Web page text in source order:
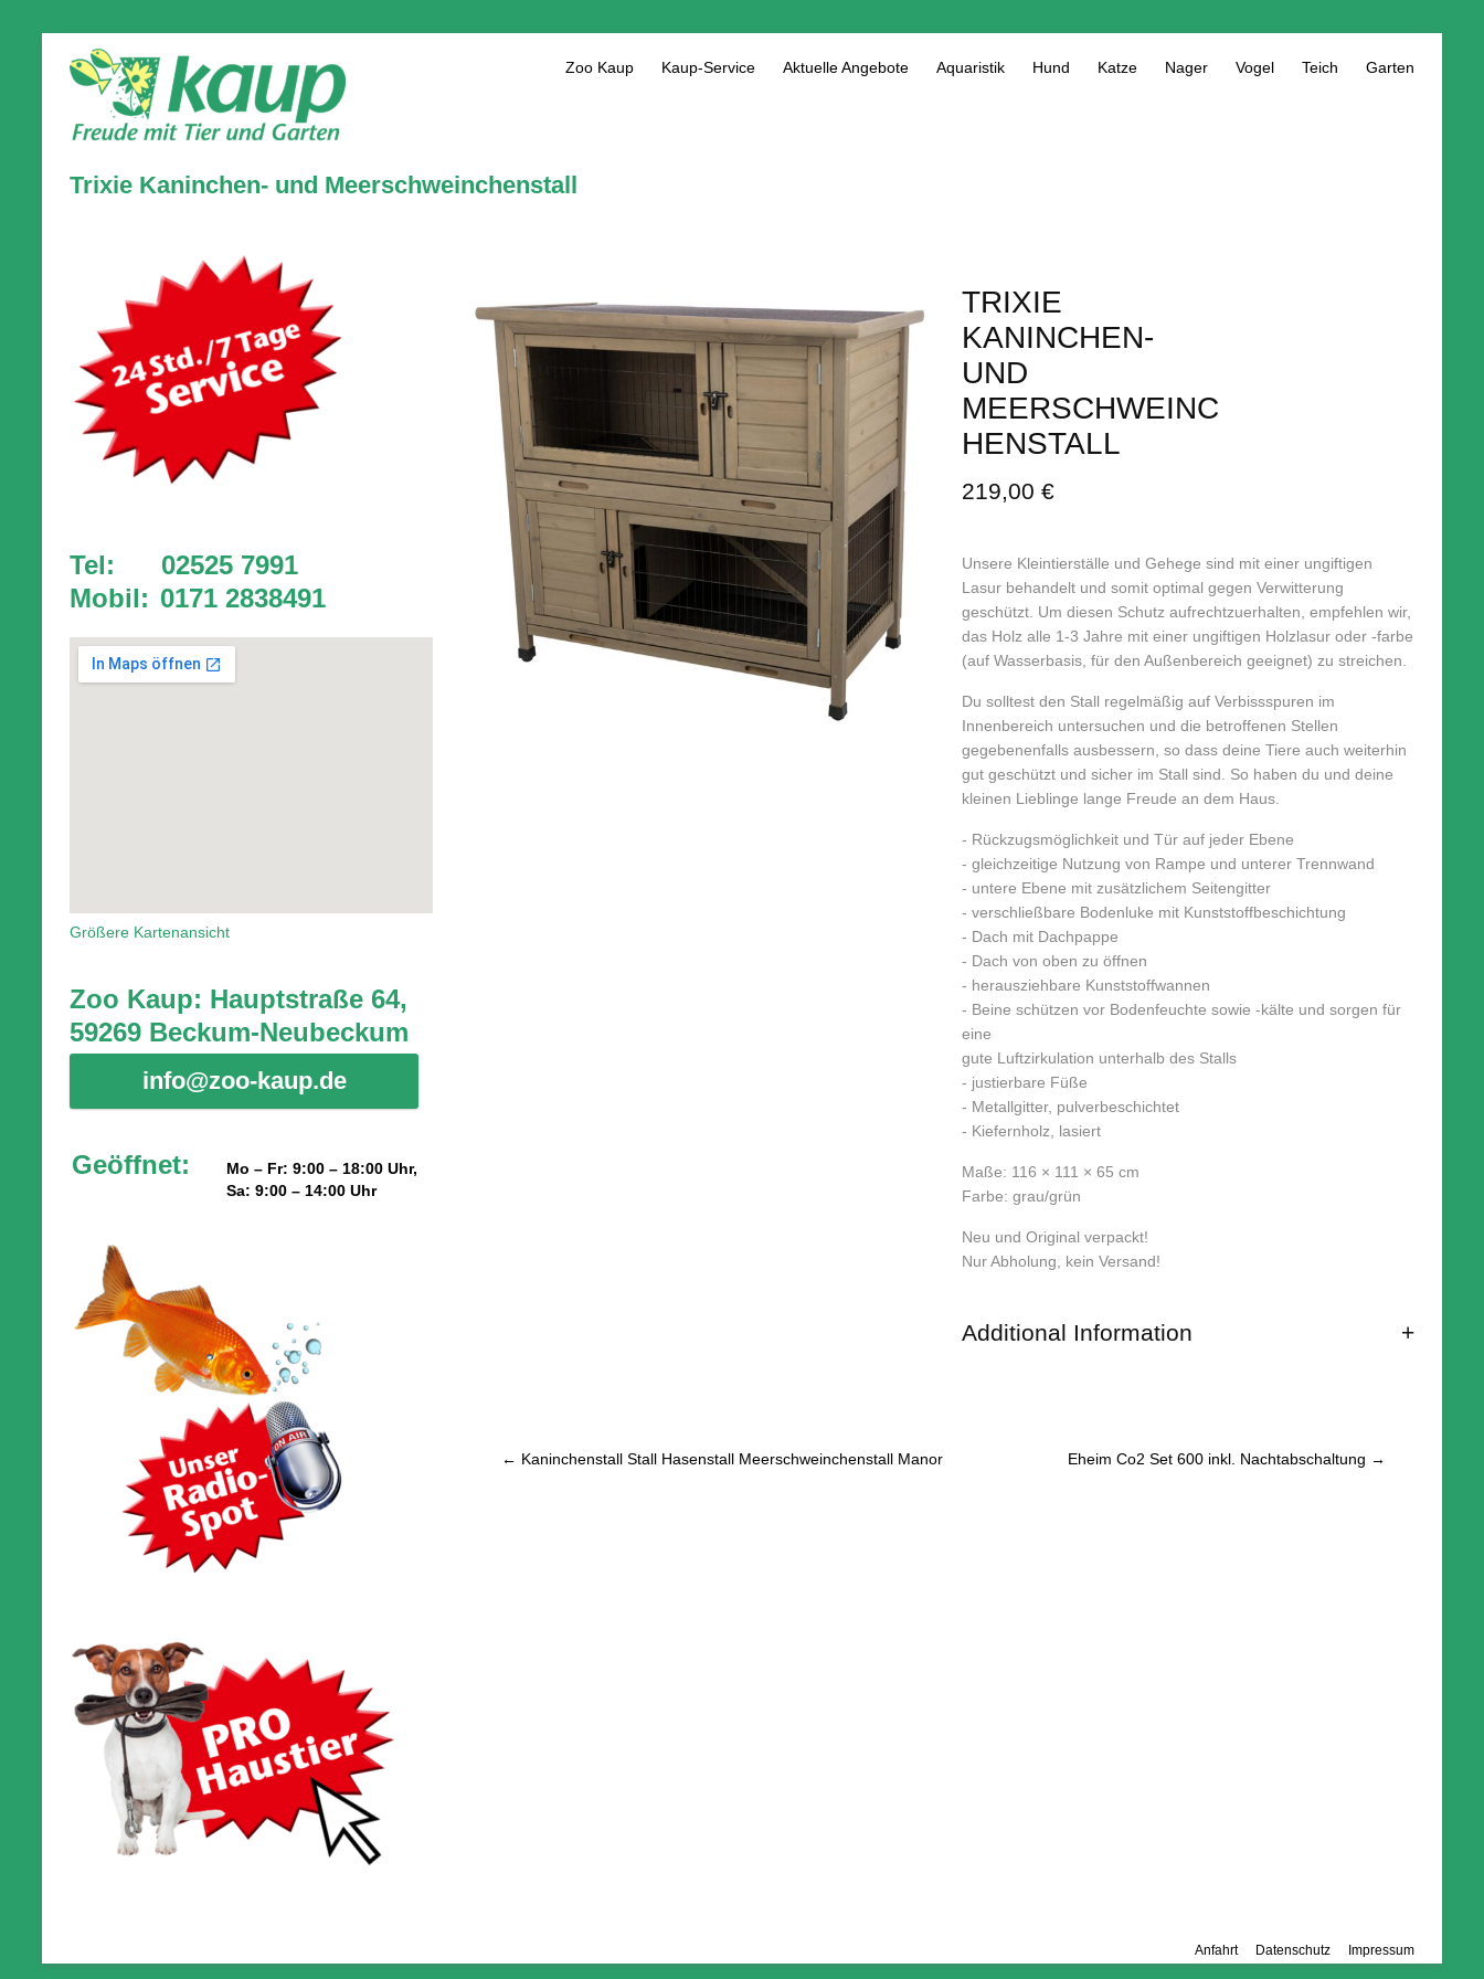
Zoo Kaup Kaup-Service Aktuelle Angebote Aquaristik Hund Katze Nager Vogel Teich Garten
Trixie Kaninchen- und Meerschweinchenstall
TRIXIE
KANINCHEN-
UND
MEERSCHWEINC
HENSTALL
219,00 €
Unsere Kleintierställe und Gehege sind mit einer ungiftigen
Lasur behandelt und somit optimal gegen Verwitterung
geschützt. Um diesen Schutz aufrechtzuerhalten, empfehlen wir,
das Holz alle 1-3 Jahre mit einer ungiftigen Holzlasur oder -farbe
(auf Wasserbasis, für den Außenbereich geeignet) zu streichen.
Du solltest den Stall regelmäßig auf Verbissspuren im
Innenbereich untersuchen und die betroffenen Stellen
gegebenenfalls ausbessern, so dass deine Tiere auch weiterhin
gut geschützt und sicher im Stall sind. So haben du und deine
kleinen Lieblinge lange Freude an dem Haus.
- Rückzugsmöglichkeit und Tür auf jeder Ebene
- gleichzeitige Nutzung von Rampe und unterer Trennwand
- untere Ebene mit zusätzlichem Seitengitter
- verschließbare Bodenluke mit Kunststoffbeschichtung
- Dach mit Dachpappe
- Dach von oben zu öffnen
- herausziehbare Kunststoffwannen
- Beine schützen vor Bodenfeuchte sowie -kälte und sorgen für
eine
gute Luftzirkulation unterhalb des Stalls
- justierbare Füße
- Metallgitter, pulverbeschichtet
- Kiefernholz, lasiert
Maße: 116 × 111 × 65 cm
Farbe: grau/grün
Neu und Original verpackt!
Nur Abholung, kein Versand!
Additional Information
← Kaninchenstall Stall Hasenstall Meerschweinchenstall Manor Eheim Co2 Set 600 inkl. Nachtabschaltung →
Tel: 02525 7991
Mobil: 0171 2838491
Größere Kartenansicht
Zoo Kaup: Hauptstraße 64,
59269 Beckum-Neubeckum
info@zoo-kaup.de
Geöffnet:
Mo – Fr: 9:00 – 18:00 Uhr,
Sa: 9:00 – 14:00 Uhr
Anfahrt Datenschutz Impressum